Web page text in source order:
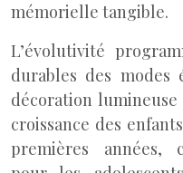
mémorielle tangible.
L’évolutivité
durables des modes
décoration
croissance des
premières années,